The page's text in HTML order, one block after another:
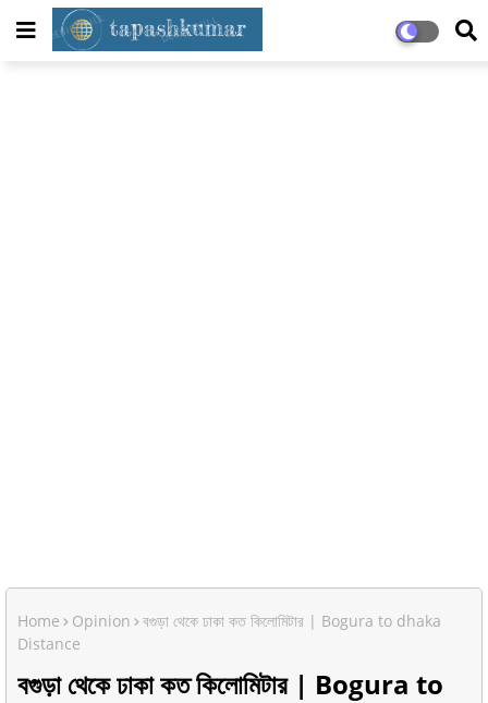
Home Opinion
বগুড়া থেকে ঢাকা কত কিলোমিটার | Bogura to dhaka
Distance
বগুড়া থেকে ঢাকা কত কিলোমিটার | Bogura to